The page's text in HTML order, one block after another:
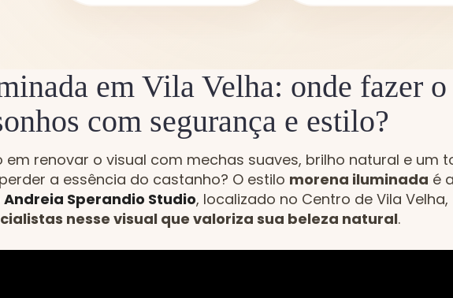
em Vila Velha: onde fazer o
com segurança e estilo?
em renovar o visual com mechas suaves, brilho natural e um
a essência do castanho? O estilo morena iluminada é
Andreia Sperandio Studio, localizado no Centro de Vila Velha,
nesse visual que valoriza sua beleza natural.